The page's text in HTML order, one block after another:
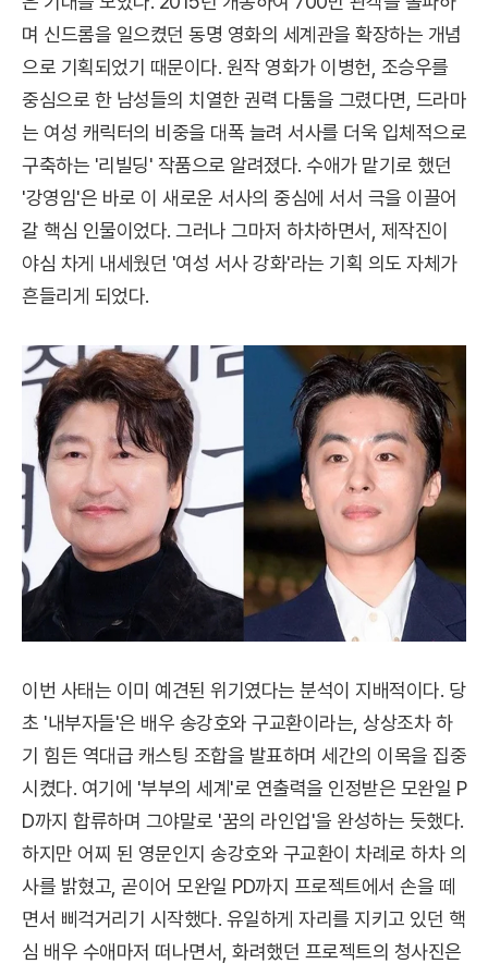
며 신드롬을 일으켰던 동명 영화의 세계관을 확장하는 개념
으로 기획되었기 때문이다. 원작 영화가 이병헌, 조승우를
중심으로 한 남성들의 치열한 권력 다툼을 그렸다면, 드라마
는 여성 캐릭터의 비중을 대폭 늘려 서사를 더욱 입체적으로
구축하는 '리빌딩' 작품으로 알려졌다. 수애가 맡기로 했던
'강영임'은 바로 이 새로운 서사의 중심에 서서 극을 이끌어
갈 핵심 인물이었다. 그러나 그마저 하차하면서, 제작진이
야심 차게 내세웠던 '여성 서사 강화'라는 기획 의도 자체가
흔들리게 되었다.
이번 사태는 이미 예견된 위기였다는 분석이 지배적이다. 당
초 '내부자들'은 배우 송강호와 구교환이라는, 상상조차 하
기 힘든 역대급 캐스팅 조합을 발표하며 세간의 이목을 집중
시켰다. 여기에 '부부의 세계'로 연출력을 인정받은 모완일 P
D까지 합류하며 그야말로 '꿈의 라인업'을 완성하는 듯했다.
하지만 어찌 된 영문인지 송강호와 구교환이 차례로 하차 의
사를 밝혔고, 곧이어 모완일 PD까지 프로젝트에서 손을 떼
면서 삐걱거리기 시작했다. 유일하게 자리를 지키고 있던 핵
심 배우 수애마저 떠나면서, 화려했던 프로젝트의 청사진은